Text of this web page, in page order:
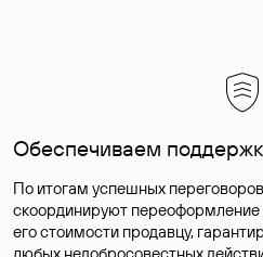
Обеспечиваем
По итогам успешных
скоординируют переоформление
его стоимости продавцу,